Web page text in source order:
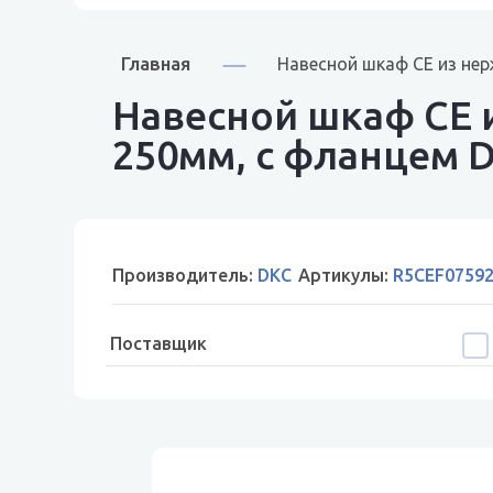
Главная Навесной шкаф CE из
Навесной шкаф CE
250мм, с фланцем
Производитель: DKC Артикулы:
Поставщик